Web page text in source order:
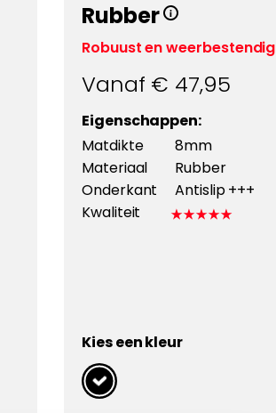
Rubber
Robuust en weerbestendig
Vanaf € 47,95
Eigenschappen:
Matdikte
8mm
Materiaal
Rubber
Onderkant
Antislip +++
Kwaliteit
Kies een kleur